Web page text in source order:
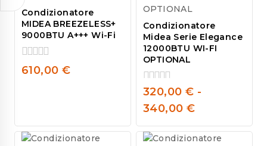
Condizionatore
MIDEA BREEZELESS+
9000BTU A+++ Wi-Fi
0
610,00 €
Condizionatore
Midea Serie Elegance
12000BTU WI-FI
OPTIONAL
0
out
of
5
320,00 € -
340,00 €